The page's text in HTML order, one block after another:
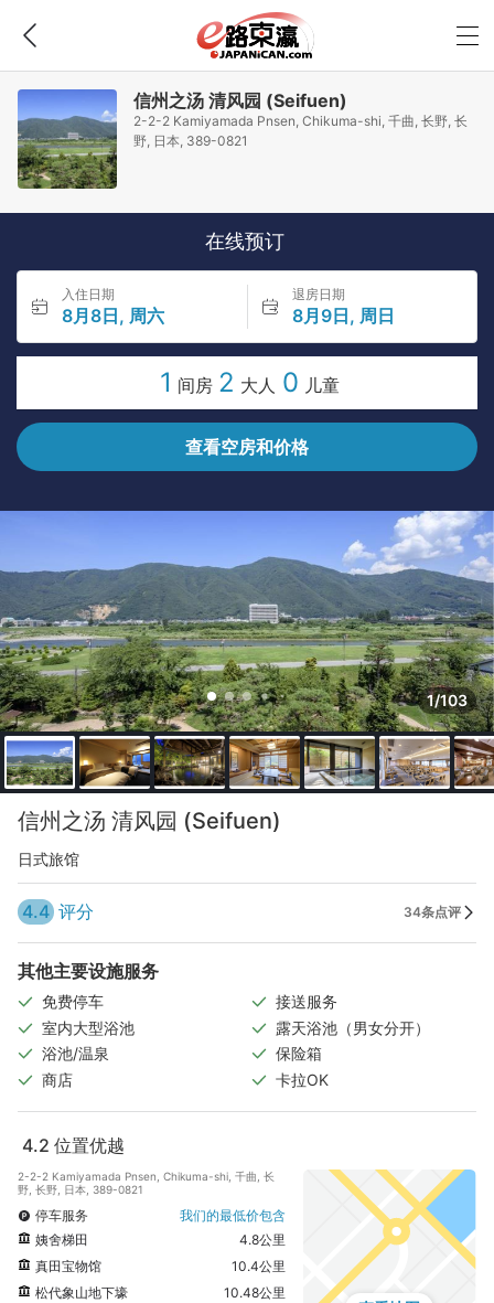
信州之汤 清风园 (Seifuen)
2-2-2 Kamiyamada Pnsen, Chikuma-shi, 千曲, 长野, 长
野, 日本, 389-0821
在线预订
入住日期
8月8日, 周六
退房日期
8月9日, 周日
1 间房 2 大人 0 儿童
查看空房和价格
1/103
信州之汤 清风园 (Seifuen)
日式旅馆
4.4 评分 34条点评
其他主要设施服务
免费停车
接送服务
室内大型浴池
露天浴池（男女分开）
浴池/温泉
保险箱
商店
卡拉OK
4.2 位置优越
2-2-2 Kamiyamada Pnsen, Chikuma-shi, 千曲, 长
野, 长野, 日本, 389-0821
停车服务
我们的最低价包含
姨舍梯田
4.8公里
真田宝物馆
10.4公里
松代象山地下壕
10.48公里